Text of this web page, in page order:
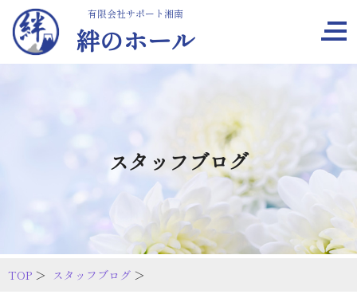
有限会社サポート湘南
絆のホール
スタッフブログ
TOP ＞ スタッフブログ ＞